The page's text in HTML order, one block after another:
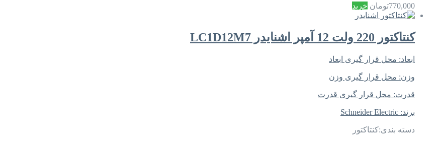
770,000تومان خرید
کنتاکتور 220 ولت 12 آمپر اشنایدر LC1D12M7
ابعاد: محل قرار گیری ابعاد
وزن: محل قرار گیری وزن
قدرت: محل قرار گیری قدرت
برند: Schneider Electric
دسته بندی:کنتاکتور